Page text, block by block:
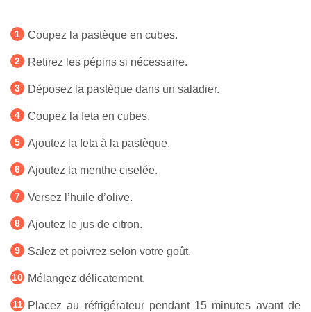
Coupez la pastèque en cubes.
Retirez les pépins si nécessaire.
Déposez la pastèque dans un saladier.
Coupez la feta en cubes.
Ajoutez la feta à la pastèque.
Ajoutez la menthe ciselée.
Versez l’huile d’olive.
Ajoutez le jus de citron.
Salez et poivrez selon votre goût.
Mélangez délicatement.
Placez au réfrigérateur pendant 15 minutes avant de